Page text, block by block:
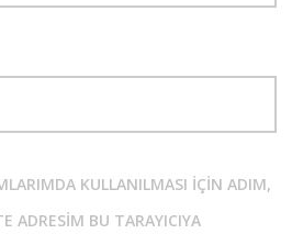
KULLANILMASI IÇIN ADIM,
ADRESIM BU TARAYICIYA